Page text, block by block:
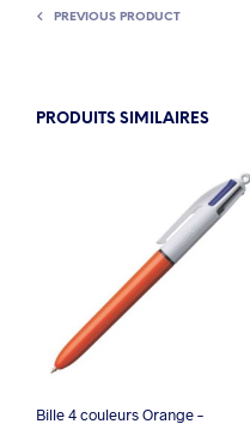
PREVIOUS PRODUCT
PRODUITS SIMILAIRES
Bille 4 couleurs Orange –